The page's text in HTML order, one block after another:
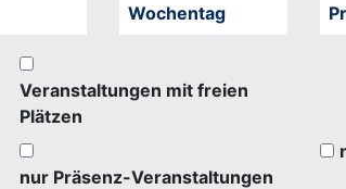
Wochentag
Veranstaltungen mit freien
Plätzen
nur Präsenz-Veranstaltungen